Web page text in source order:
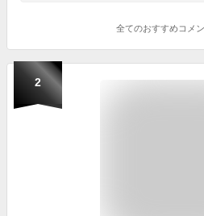
全てのおすすめコメン
2